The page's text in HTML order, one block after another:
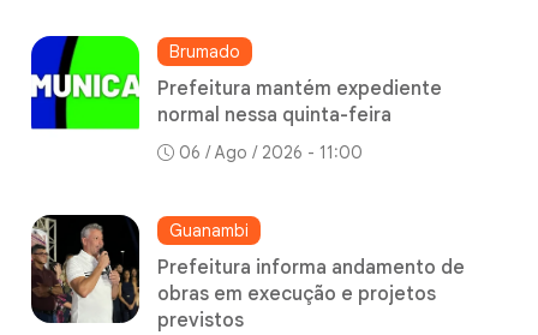
Brumado
Prefeitura mantém expediente
normal nessa quinta-feira
06 / Ago / 2026 - 11:00
Guanambi
Prefeitura informa andamento de
obras em execução e projetos
previstos